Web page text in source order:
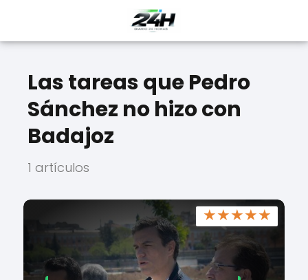
Las tareas que Pedro
Sánchez no hizo con
Badajoz
1 artículos
★★★★★